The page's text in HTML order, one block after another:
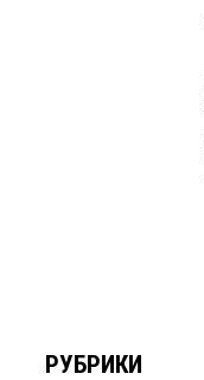
РУБРИКИ